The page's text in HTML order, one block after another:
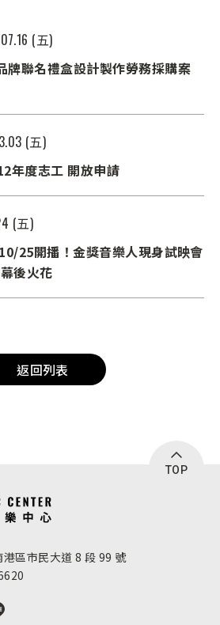
(五)
牌聯名禮盒設計製作勞務採購案
(五)
臺北流行音樂中心 112年度志工 開放申請
(五)
25開播！金獎音樂人現身試映會
後火花
返回列表
TOP
區市民大道 8 段 99 號